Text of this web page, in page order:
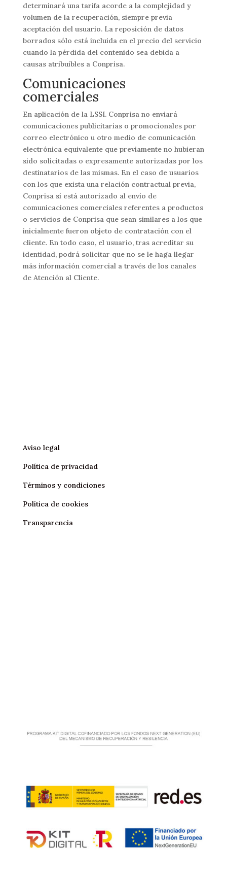
determinará una tarifa acorde a la complejidad y
volumen de la recuperación, siempre previa
aceptación del usuario. La reposición de datos
borrados sólo está incluida en el precio del servicio
cuando la pérdida del contenido sea debida a
causas atribuibles a Conprisa.
Comunicaciones
comerciales
En aplicación de la LSSI. Conprisa no enviará
comunicaciones publicitarias o promocionales por
correo electrónico u otro medio de comunicación
electrónica equivalente que previamente no hubieran
sido solicitadas o expresamente autorizadas por los
destinatarios de las mismas. En el caso de usuarios
con los que exista una relación contractual previa,
Conprisa sí­ está autorizado al envío de
comunicaciones comerciales referentes a productos
o servicios de Conprisa que sean similares a los que
inicialmente fueron objeto de contratación con el
cliente. En todo caso, el usuario, tras acreditar su
identidad, podrá solicitar que no se le haga llegar
más información comercial a través de los canales
de Atención al Cliente.
Aviso legal
Política de privacidad
Términos y condiciones
Política de cookies
Transparencia